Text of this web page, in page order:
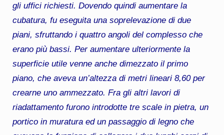
gli uffici richiesti. Dovendo quindi aumentare la
cubatura, fu eseguita una soprelevazione di due
piani, sfruttando i quattro angoli del complesso che
erano più bassi. Per aumentare ulteriormente la
superficie utile venne anche dimezzato il primo
piano, che aveva un’altezza di metri lineari 8,60 per
crearne uno ammezzato. Fra gli altri lavori di
riadattamento furono introdotte tre scale in pietra, un
portico in muratura ed un passaggio di legno che